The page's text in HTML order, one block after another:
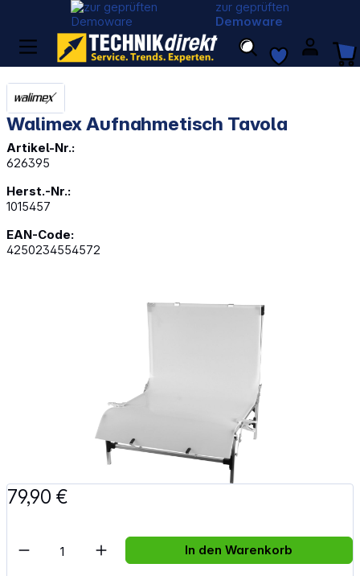
zur geprüften
Demoware
Walimex Aufnahmetisch Tavola
Artikel-Nr.:
626395
Herst.-Nr.:
1015457
EAN-Code:
4250234554572
Bildergalerie überspringen
79,90 €
Artikel Anzahl: Gib den gewünschten
In den Warenkorb